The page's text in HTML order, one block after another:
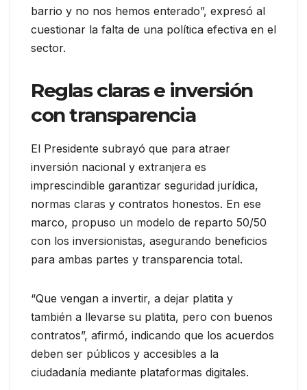
barrio y no nos hemos enterado”, expresó al
cuestionar la falta de una política efectiva en el
sector.
Reglas claras e inversión
con transparencia
El Presidente subrayó que para atraer
inversión nacional y extranjera es
imprescindible garantizar seguridad jurídica,
normas claras y contratos honestos. En ese
marco, propuso un modelo de reparto 50/50
con los inversionistas, asegurando beneficios
para ambas partes y transparencia total.
“Que vengan a invertir, a dejar platita y
también a llevarse su platita, pero con buenos
contratos”, afirmó, indicando que los acuerdos
deben ser públicos y accesibles a la
ciudadanía mediante plataformas digitales.